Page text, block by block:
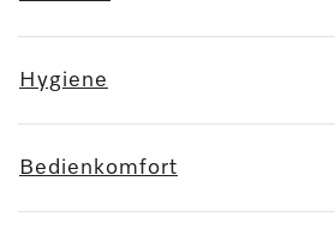
Hygiene
Bedienkomfort